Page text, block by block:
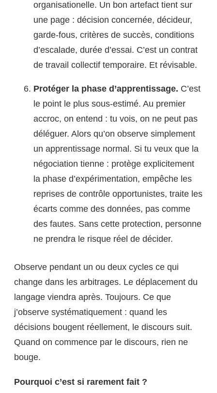
organisationelle. Un bon artefact tient sur
une page : décision concernée, décideur,
garde-fous, critères de succès, conditions
d’escalade, durée d’essai. C’est un contrat
de travail collectif temporaire. Et révisable.
Protéger la phase d’apprentissage. C’est
le point le plus sous-estimé. Au premier
accroc, on entend : tu vois, on ne peut pas
déléguer. Alors qu’on observe simplement
un apprentissage normal. Si tu veux que la
négociation tienne : protège explicitement
la phase d’expérimentation, empêche les
reprises de contrôle opportunistes, traite les
écarts comme des données, pas comme
des fautes. Sans cette protection, personne
ne prendra le risque réel de décider.
Observe pendant un ou deux cycles ce qui
change dans les arbitrages. Le déplacement du
langage viendra après. Toujours. Ce que
j’observe systématiquement : quand les
décisions bougent réellement, le discours suit.
Quand on commence par le discours, rien ne
bouge.
Pourquoi c’est si rarement fait ?